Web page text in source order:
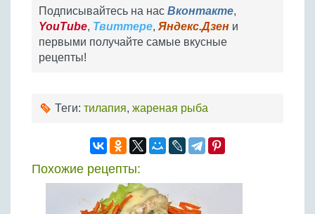
Подписывайтесь на нас Вконтакте,
YouTube, Твиттере, Яндекс.Дзен и
первыми получайте самые вкусные
рецепты!
Теги: тилапия, жареная рыба
Похожие рецепты: